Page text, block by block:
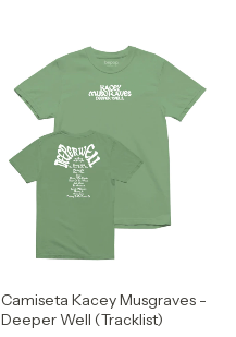
Camiseta Kacey Musgraves -
Deeper Well (Tracklist)